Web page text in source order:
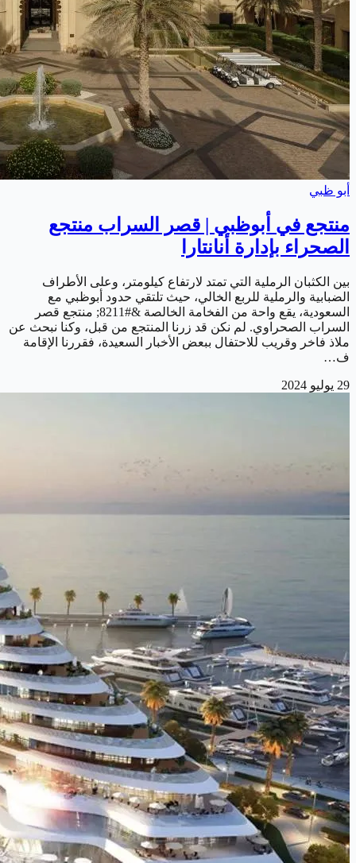
أبو ظبي
منتجع في أبوظبي | قصر السراب منتجع
الصحراء بإدارة أنانتارا
بين الكثبان الرملية التي تمتد لارتفاع كيلومتر، وعلى الأطراف
الضبابية والرملية للربع الخالي، حيث تلتقي حدود أبوظبي مع
السعودية، يقع واحة من الفخامة الخالصة &#8211; منتجع قصر
السراب الصحراوي. لم نكن قد زرنا المنتجع من قبل، وكنا نبحث عن
ملاذ فاخر وقريب للاحتفال ببعض الأخبار السعيدة، فقررنا الإقامة
ف…
29 يوليو 2024